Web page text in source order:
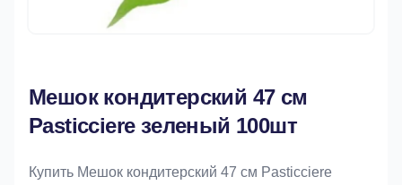
Мешок кондитерский 47 см
Pasticciere зеленый 100шт
Купить Мешок кондитерский 47 см Pasticciere